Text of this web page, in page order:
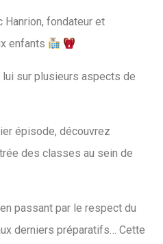
Hanrion, fondateur et
enfants
lui sur plusieurs aspects de
épisode, découvrez
des classes au sein de
passant par le respect du
derniers préparatifs… Cette